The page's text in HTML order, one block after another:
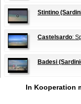
Stintino
Castelsardo:
Badesi
In Kooperation